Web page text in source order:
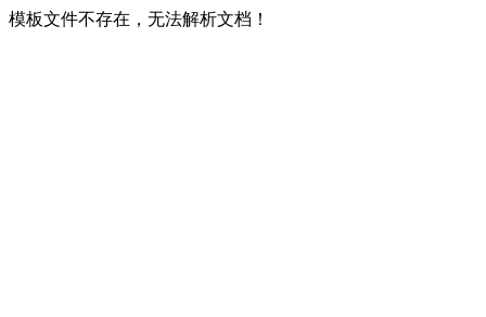
模板文件不存在，无法解析文档！